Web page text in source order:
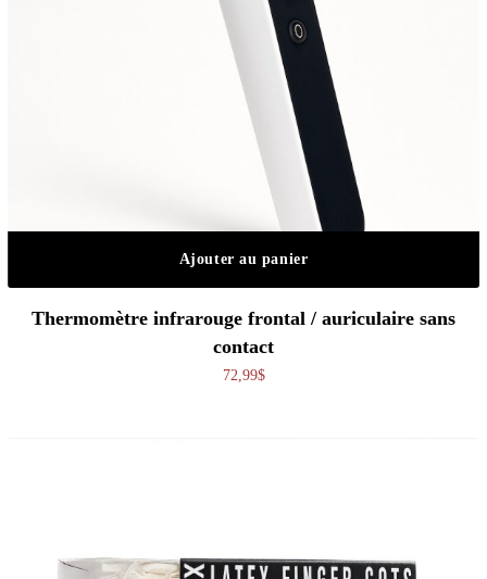
Ajouter au panier
Thermomètre infrarouge frontal / auriculaire sans
contact
72,99$